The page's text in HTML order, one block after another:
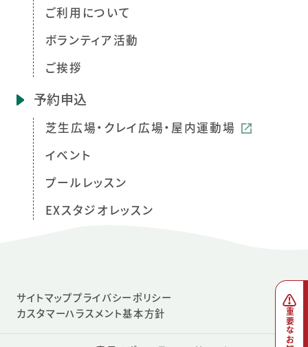
ご利用について
ボランティア活動
ご挨拶
予約申込
芝生広場・クレイ広場・屋内運動場
イベント
プールレッスン
EXスタジオレッスン
サイトマッププライバシーポリシー
カスタマーハラスメント基本方針